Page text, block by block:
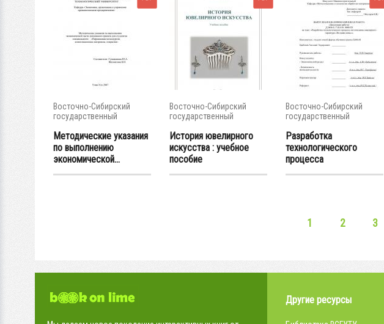
Восточно-Сибирский
государственный
Методические указания
по выполнению
экономической...
Восточно-Сибирский
государственный
История ювелирного
искусства : учебное
пособие
Восточно-Сибирский
государственный
Разработка
технологического
процесса
изготовление...
1 2 3
Другие ресурсы